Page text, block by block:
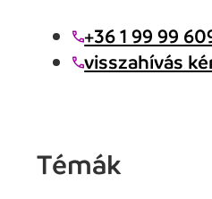
+36 1 99 99
visszahívás
Témák